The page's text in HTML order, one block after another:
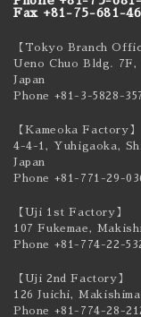
Fax +81-75-681-
【Tokyo Branch
Ueno Chuo Bldg.
Japan
Phone +81-3-5828-
【Kameoka Factory】
4-4-1, Yuhigaoka,
Japan
Phone +81-771-29-
【Uji 1st Factory】
107 Fukemae,
Phone +81-774-22-
【Uji 2nd Factory】
126 Juichi,
Phone +81-774-28-